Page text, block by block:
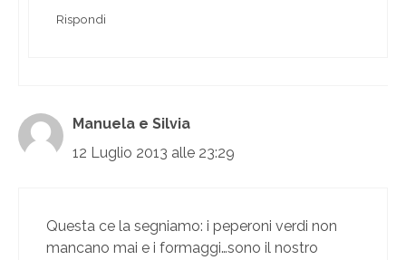
Rispondi
Manuela e Silvia
12 Luglio 2013 alle 23:29
Questa ce la segniamo: i peperoni verdi non
mancano mai e i formaggi…sono il nostro